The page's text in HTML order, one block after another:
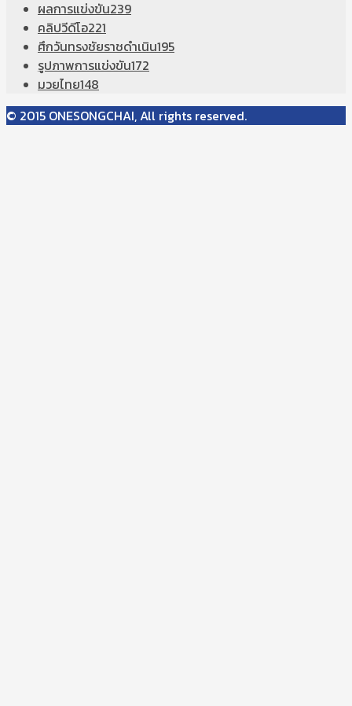
ผลการแข่งขัน239
คลิปวีดีโอ221
ศึกวันทรงชัยราชดำเนิน195
รูปภาพการแข่งขัน172
มวยไทย148
© 2015 ONESONGCHAI, All rights reserved.